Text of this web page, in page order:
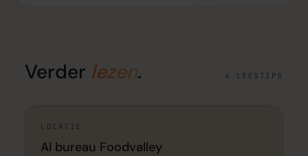
Verder lezen. 4 LEESTIPS
LOCATIE
AI bureau Foodvalley